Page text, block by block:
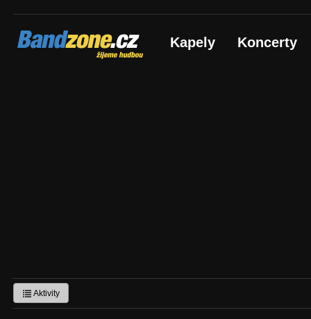
Bandzone.cz
žijeme hudbou Kapely Koncerty
Aktivity